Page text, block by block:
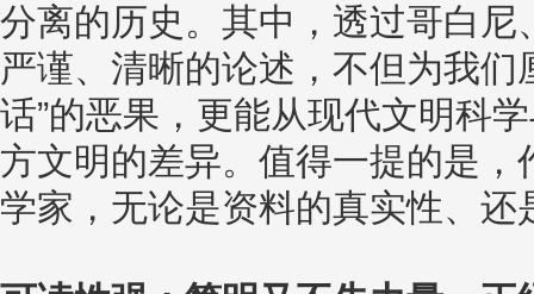
分离的历史。其中，透过哥白
严谨、清晰的论述，不但为我
话”的恶果，更能从现代文明科
方文明的差异。值得一提的是
学家，无论是资料的真实性、